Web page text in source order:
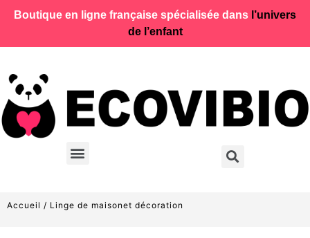
Boutique en ligne française spécialisée dans l’univers
de l’enfant
Accueil / Linge de maisonet décoration